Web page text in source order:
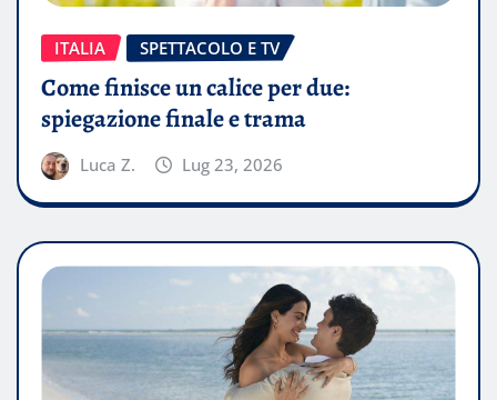
ITALIA SPETTACOLO E TV
Come finisce un calice per due:
spiegazione finale e trama
Luca Z. Lug 23, 2026